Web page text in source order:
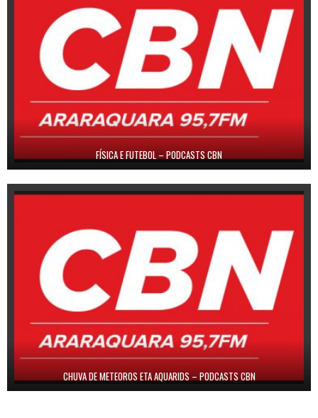
FÍSICA E FUTEBOL – PODCASTS CBN
CHUVA DE METEOROS ETA AQUARIDS – PODCASTS CBN